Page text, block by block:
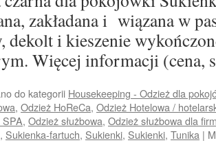
zakładana i wiązana w
dekolt i kieszenie
Więcej informacji (cena,
do kategorii Housekeeping - Odzież dla
, Odzież HoReCa, Odzież Hotelowa /
, Odzież służbowa, Odzież służbowa dla
, Sukienka-fartuch, Sukienki, Sukienki, Tunika |